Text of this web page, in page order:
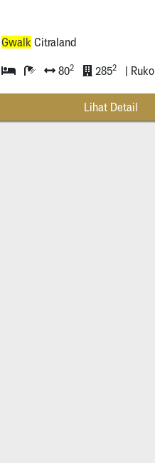
Gwalk Citraland
802 2852 | Ruko
Lihat Detail